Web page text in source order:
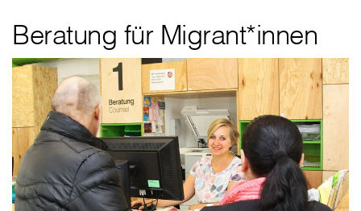
Beratung für Migrant*innen